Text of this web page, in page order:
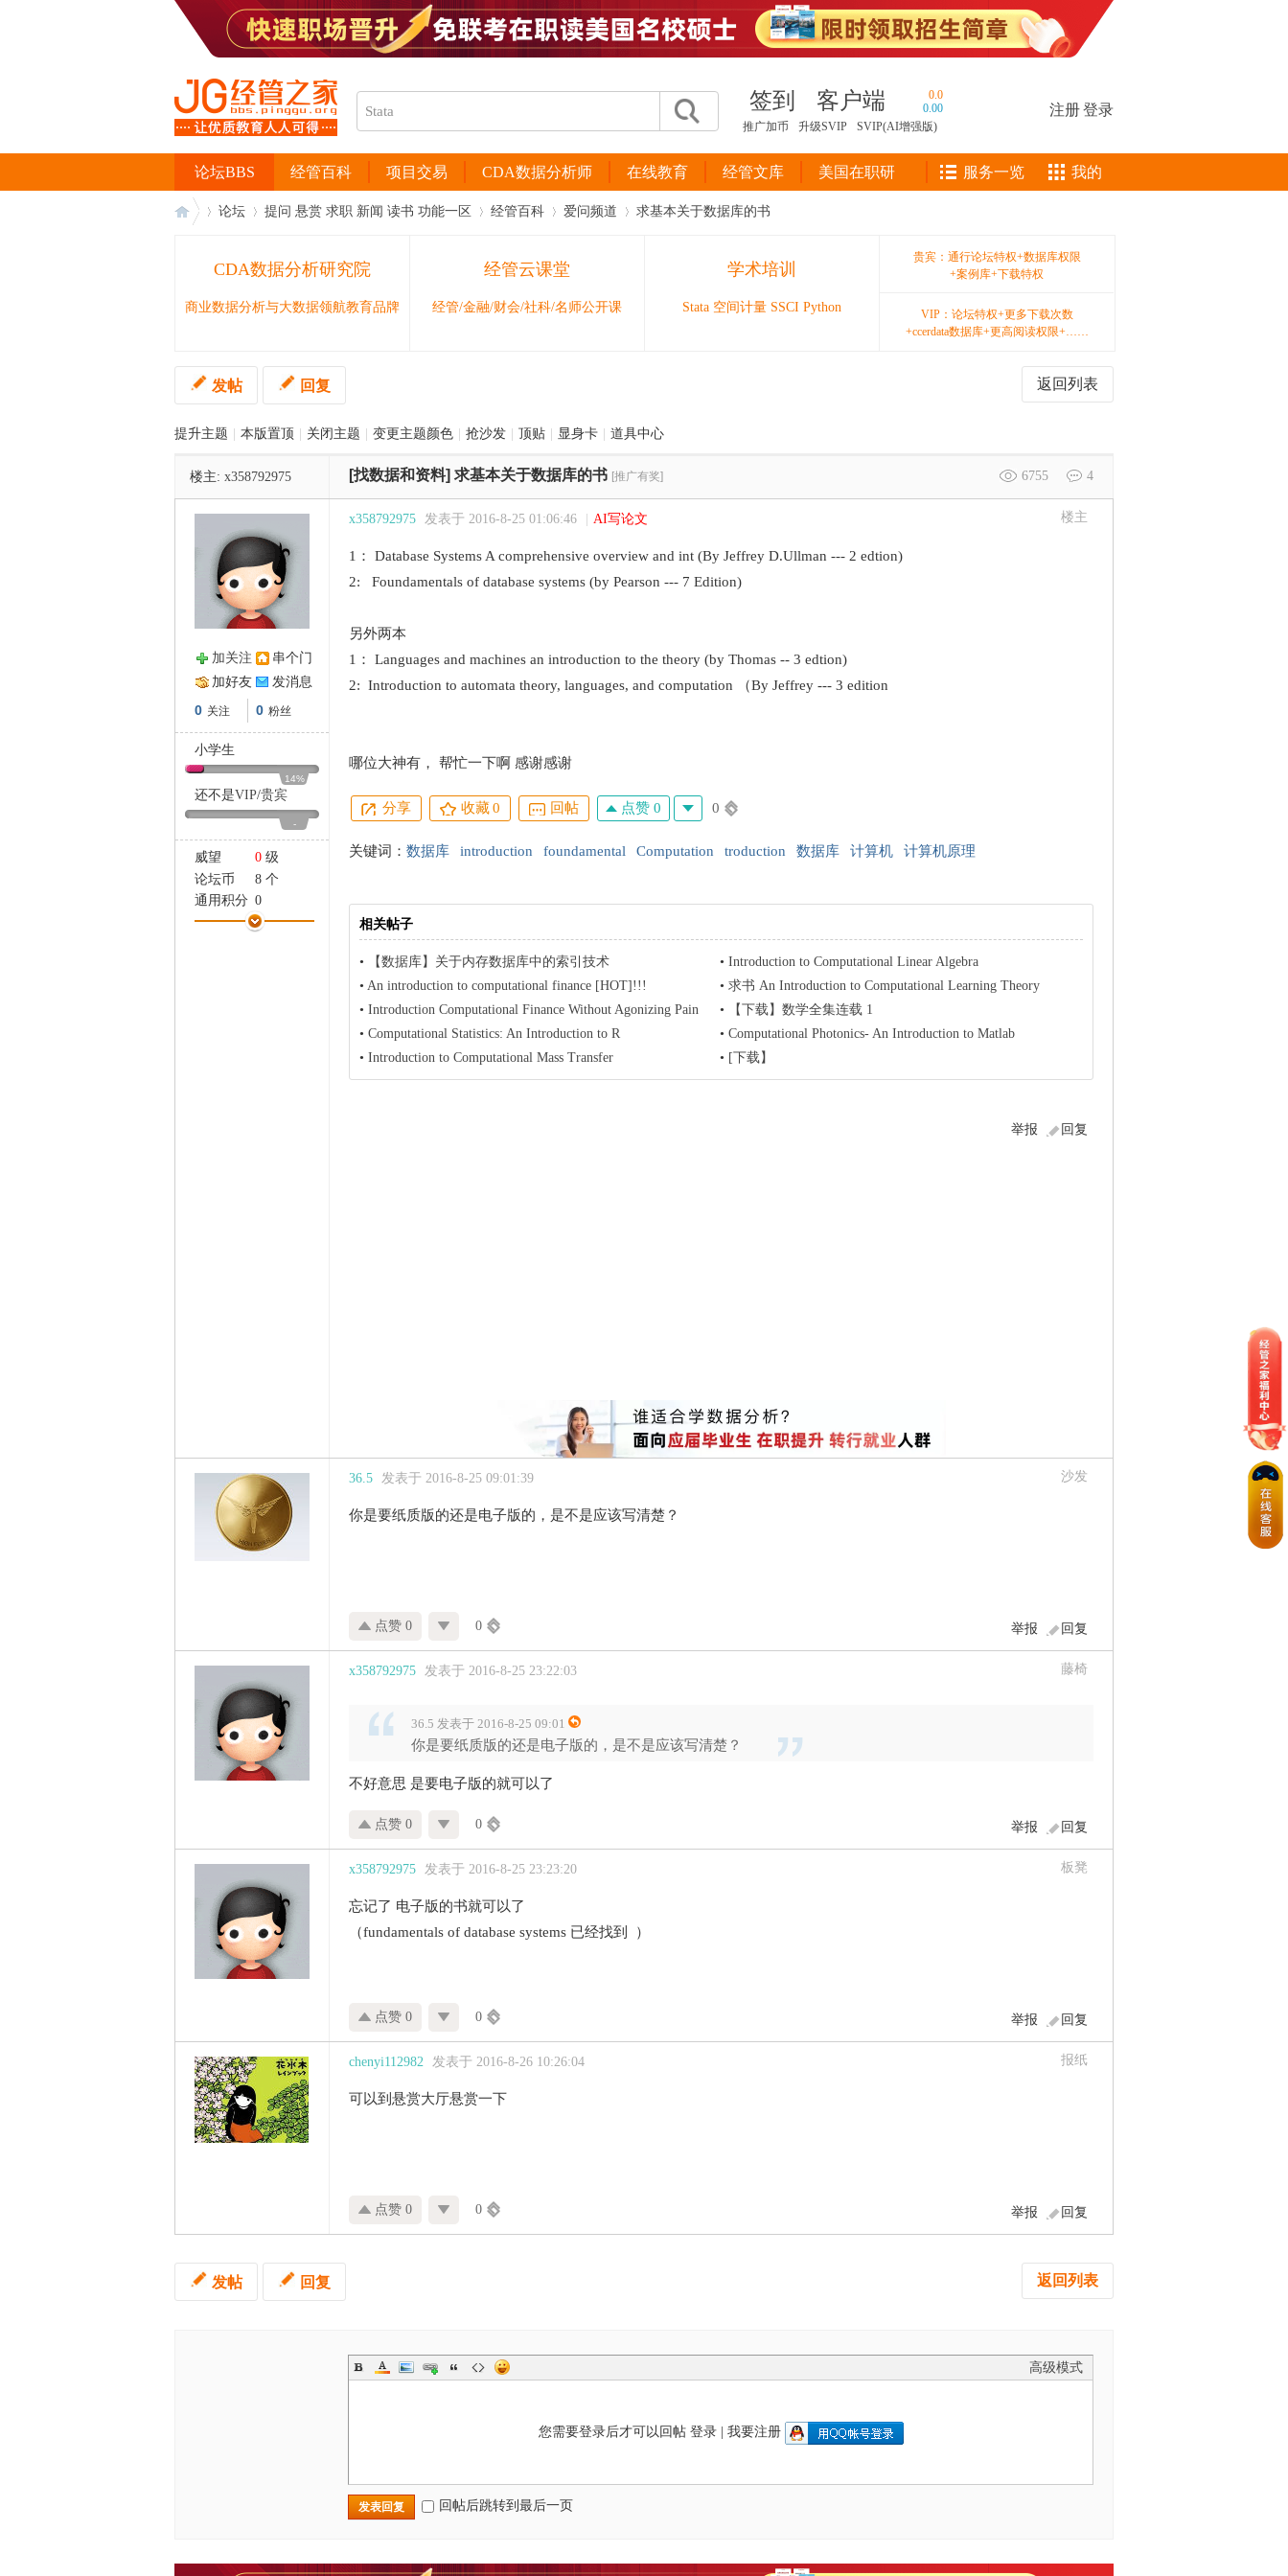
签到 客户端
0.0
0.00
推广加币
升级SVIP SVIP(AI增强版)
注册登录
经管百科 项目交易 CDA数据分析师 在线教育 经管文库 美国在职研
论坛BBS 服务一览 我的
论坛 提问 悬赏 求职 新闻 读书 功能一区 经管百科 爱问频道 求基本关于数据库的书
CDA数据分析研究院
商业数据分析与大数据领航教育品牌
经管云课堂
经管/金融/财会/社科/名师公开课
学术培训
Stata 空间计量 SSCI Python
贵宾：通行论坛特权+数据库权限
+案例库+下载特权
VIP：论坛特权+更多下载次数
+ccerdata数据库+更高阅读权限+……
返回列表
发帖 回复
提升主题 本版置顶 关闭主题 变更主题颜色 抢沙发 顶贴 显身卡 道具中心
楼主: x358792975 6755 4
[找数据和资料] 求基本关于数据库的书 [推广有奖]
加关注
串个门
加好友
发消息
0 关注 0 粉丝
小学生
14%
还不是VIP/贵宾
-
威望 0 级
论坛币
8 个
通用积分 0
学术水平
0 点
楼主
x358792975 发表于 2016-8-25 01:06:46 AI写论文
1： Database Systems A comprehensive overview and int (By Jeffrey D.Ullman --- 2 edtion)
2: Foundamentals of database systems (by Pearson --- 7 Edition)
另外两本
1： Languages and machines an introduction to the theory (by Thomas -- 3 edtion)
2: Introduction to automata theory, languages, and computation （By Jeffrey --- 3 edition
哪位大神有， 帮忙一下啊 感谢感谢
分享 收藏0 回帖 点赞 0 0
关键词： 数据库 introduction foundamental Computation troduction 数据库 计算机 计算机原理
相关帖子
• 【数据库】关于内存数据库中的索引技术 • Introduction to Computational Linear Algebra
• An introduction to computational finance [HOT]!!! • 求书 An Introduction to Computational Learning Theory
• Introduction Computational Finance Without Agonizing Pain •
【下载】数学全集连载 1
• Computational Statistics: An Introduction to R • Computational Photonics- An Introduction to Matlab
• Introduction to Computational Mass Transfer • [下载】
回复
举报
沙发
36.5 发表于 2016-8-25 09:01:39
你是要纸质版的还是电子版的，是不是应该写清楚？
回复
举报
点赞 0 0
藤椅
x358792975 发表于 2016-8-25 23:22:03
36.5 发表于 2016-8-25 09:01
你是要纸质版的还是电子版的，是不是应该写清楚？
不好意思 是要电子版的就可以了
回复
举报
点赞 0 0
板凳
x358792975 发表于 2016-8-25 23:23:20
忘记了 电子版的书就可以了
（fundamentals of database systems 已经找到 ）
回复
举报
点赞 0 0
报纸
chenyi112982 发表于 2016-8-26 10:26:04
可以到悬赏大厅悬赏一下
回复
举报
点赞 0 0
返回列表
发帖 回复
高级模式
您需要登录后才可以回帖 登录| 我要注册
发表回复 回帖后跳转到最后一页